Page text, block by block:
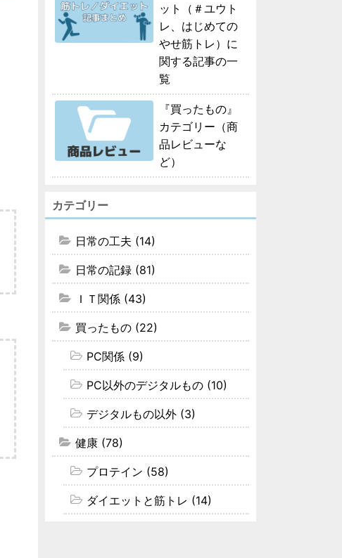
ット（＃ユウト
レ、はじめての
やせ筋トレ）に
関する記事の一
覧
『買ったもの』
カテゴリー（商
品レビューな
ど）
カテゴリー
日常の工夫 (14)
日常の記録 (81)
ＩＴ関係 (43)
買ったもの (22)
PC関係 (9)
PC以外のデジタルもの (10)
デジタルもの以外 (3)
健康 (78)
プロテイン (58)
ダイエットと筋トレ (14)